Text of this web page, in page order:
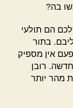
בה?
הם תולעי
בתור
אין מספיק
רובן
מהר יותר